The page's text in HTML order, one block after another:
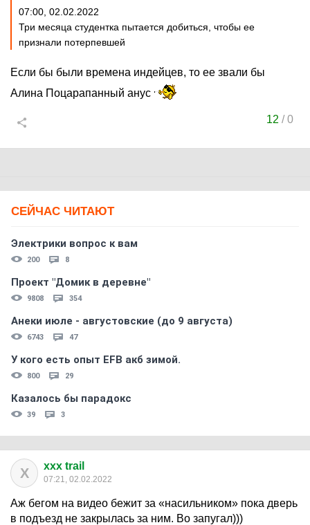
07:00, 02.02.2022
Три месяца студентка пытается добиться, чтобы ее
признали потерпевшей
Если бы были времена индейцев, то ее звали бы
Алина Поцарапанный анус
12 /0
СЕЙЧАС ЧИТАЮТ
Электрики вопрос к вам
200 8
Проект "Домик в деревне"
9808 354
Анеки июле - августовские (до 9 августа)
6743 47
У кого есть опыт EFB акб зимой.
800 29
Казалось бы парадокс
39 3
X xxx trail
07:21, 02.02.2022
Аж бегом на видео бежит за «насильником» пока дверь
в подъезд не закрылась за ним. Во запугал)))